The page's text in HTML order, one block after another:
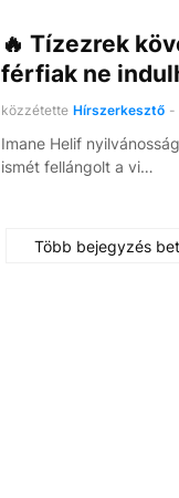
🔥 Tízezrek
férfiak ne
közzétette Hírszerkesztő -
Imane Helif
ismét fellángolt a vi…
Több bejegyzés